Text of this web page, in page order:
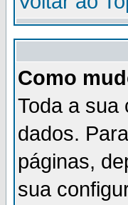
Como
Toda a
dados.
páginas,
sua